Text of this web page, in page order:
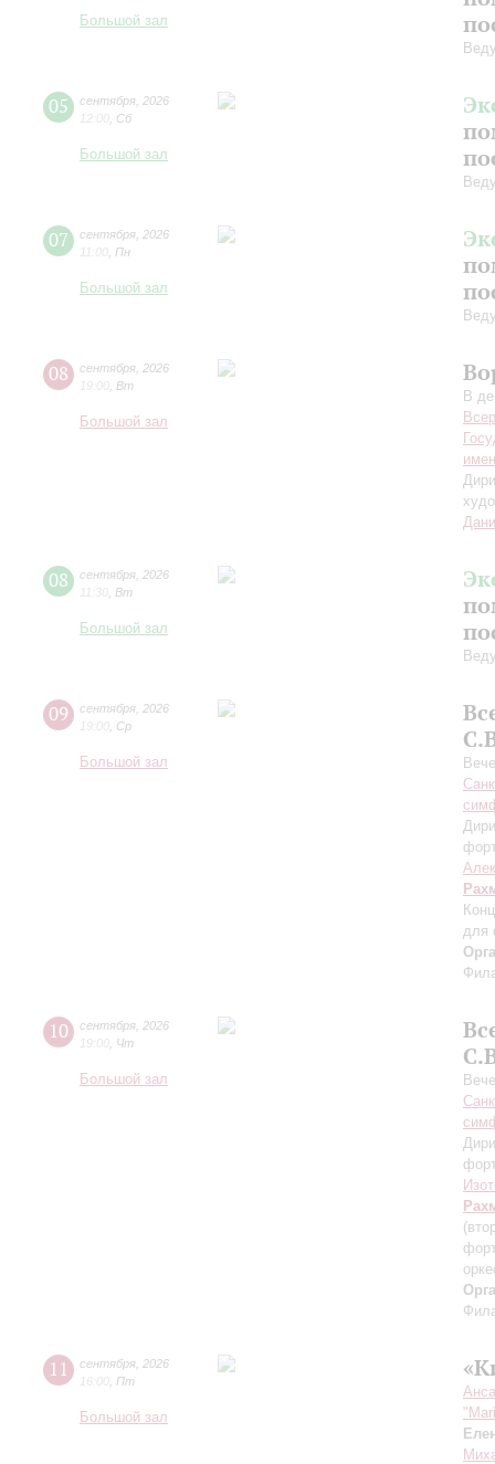
Большой зал
05 сентября 2026
12:00 Сб
Большой зал
07 сентября 2026
11:00 Пн
Большой зал
08 сентября 2026
19:00 Вт
Большой зал
В
08 сентября 2026
11:30 Вт
Большой зал
09 сентября 2026
19:00 Ср
Большой зал
для
10 сентября 2026
19:00 Чт
Большой зал
11 сентября 2026
16:00 Пт
Большой зал